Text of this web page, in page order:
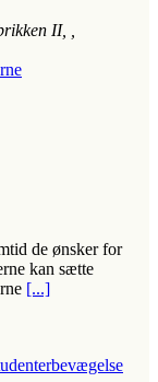
II, ,
de ønsker for
kan sætte
[...]